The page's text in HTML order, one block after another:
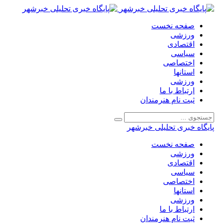
صفحه نخست
ورزشی
اقتصادی
سیاسی
اختصاصی
استانها
ورزشی
ارتباط با ما
ثبت نام هنرمندان
پایگاه خبری تحلیلی خبرشهر
صفحه نخست
ورزشی
اقتصادی
سیاسی
اختصاصی
استانها
ورزشی
ارتباط با ما
ثبت نام هنرمندان